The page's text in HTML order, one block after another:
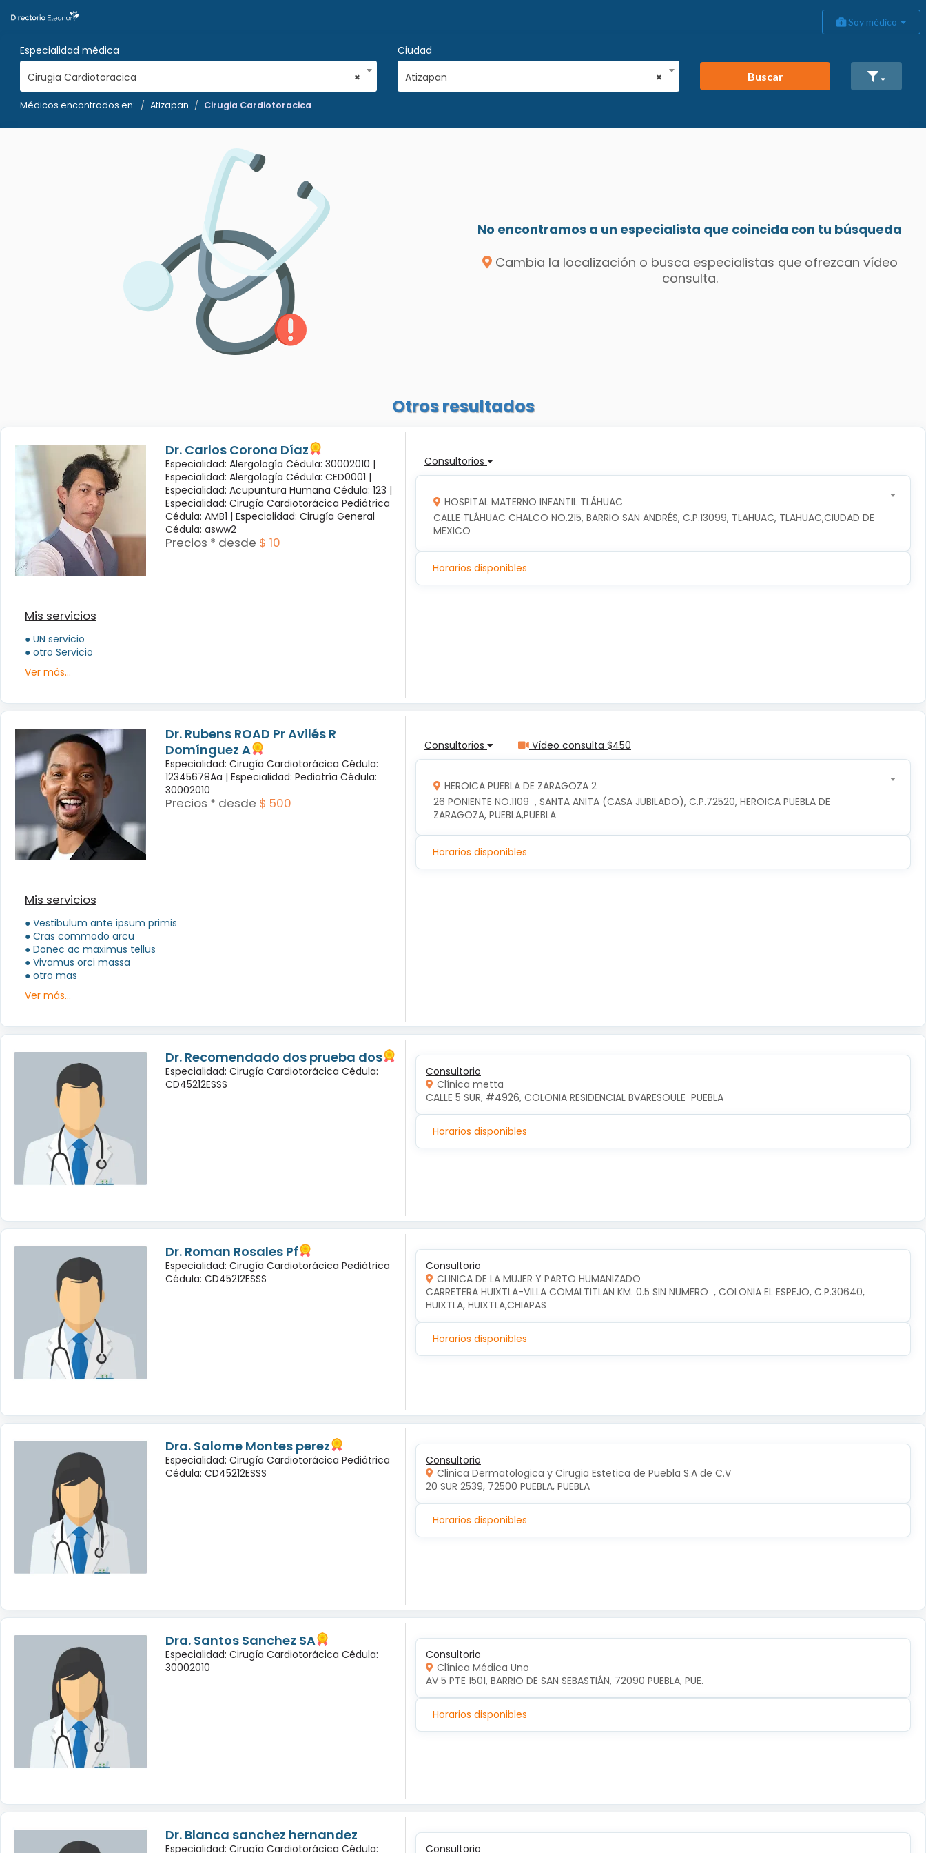
Soy médico
Especialidad médica
×
Cirugia Cardiotoracica
Ciudad
×
Atizapan Buscar
Médicos encontrados en: Atizapan Cirugia Cardiotoracica
No encontramos a un especialista que coincida con tu búsqueda
Cambia la localización o busca especialistas que ofrezcan vídeo
consulta.
Otros resultados
Dr. Carlos Corona Díaz
Especialidad: Alergología Cédula: 30002010 |
Especialidad: Alergología Cédula: CED0001 |
Especialidad: Acupuntura Humana Cédula: 123 |
Especialidad: Cirugía Cardiotorácica Pediátrica
Cédula: AMB1 | Especialidad: Cirugía General
Cédula: asww2
Precios * desde $ 10
Mis servicios
● UN servicio
● otro Servicio
Ver más...
Consultorios
HOSPITAL MATERNO INFANTIL TLÁHUAC
CALLE TLÁHUAC CHALCO NO.215, BARRIO SAN ANDRÉS, C.P.13099, TLAHUAC, TLAHUAC,CIUDAD DE
MEXICO
Horarios disponibles
Dr. Rubens ROAD Pr Avilés R
Domínguez A
Especialidad: Cirugía Cardiotorácica Cédula:
12345678Aa | Especialidad: Pediatría Cédula:
30002010
Precios * desde $ 500
Mis servicios
● Vestibulum ante ipsum primis
● Cras commodo arcu
● Donec ac maximus tellus
● Vivamus orci massa
● otro mas
Ver más...
Consultorios Vídeo consulta $450
HEROICA PUEBLA DE ZARAGOZA 2
26 PONIENTE NO.1109  , SANTA ANITA (CASA JUBILADO), C.P.72520, HEROICA PUEBLA DE
ZARAGOZA, PUEBLA,PUEBLA
Horarios disponibles
Dr. Recomendado dos prueba dos
Especialidad: Cirugía Cardiotorácica Cédula:
CD45212ESSS
Consultorio
Clínica metta
CALLE 5 SUR, #4926, COLONIA RESIDENCIAL BVARESOULE  PUEBLA
Horarios disponibles
Dr. Roman Rosales Pf
Especialidad: Cirugía Cardiotorácica Pediátrica
Cédula: CD45212ESSS
Consultorio
CLINICA DE LA MUJER Y PARTO HUMANIZADO
CARRETERA HUIXTLA-VILLA COMALTITLAN KM. 0.5 SIN NUMERO  , COLONIA EL ESPEJO, C.P.30640,
HUIXTLA, HUIXTLA,CHIAPAS
Horarios disponibles
Dra. Salome Montes perez
Especialidad: Cirugía Cardiotorácica Pediátrica
Cédula: CD45212ESSS
Consultorio
Clinica Dermatologica y Cirugia Estetica de Puebla S.A de C.V
20 SUR 2539, 72500 PUEBLA, PUEBLA
Horarios disponibles
Dra. Santos Sanchez SA
Especialidad: Cirugía Cardiotorácica Cédula:
30002010
Consultorio
Clínica Médica Uno
AV 5 PTE 1501, BARRIO DE SAN SEBASTIÁN, 72090 PUEBLA, PUE.
Horarios disponibles
Dr. Blanca sanchez hernandez
Especialidad: Cirugía Cardiotorácica Cédula: Consultorio